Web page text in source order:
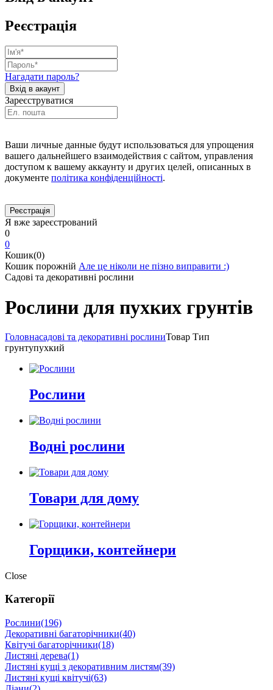
Реєстрація
Нагадати пароль?
Зареєструватися
Ваши личные данные будут использоваться для упрощения
вашего дальнейшего взаимодействия с сайтом, управления
доступом к вашему аккаунту и других целей, описанных в
документе політика конфіденційності.
Я вже зареєстрований
0
0
Кошик(0)
Кошик порожній Але це ніколи не пізно виправити :)
Садові та декоративні рослини
Рослини для пухких грунтів
Головнасадові та декоративні рослиниТовар Тип
грунтупухкий
Рослини
Водні рослини
Товари для дому
Горщики, контейнери
Close
Категорії
Рослини(196)
Декоративні багаторічники(40)
Квітучі багаторічники(18)
Листяні дерева(1)
Листяні кущі з декоративним листям(39)
Листяні кущі квітучі(63)